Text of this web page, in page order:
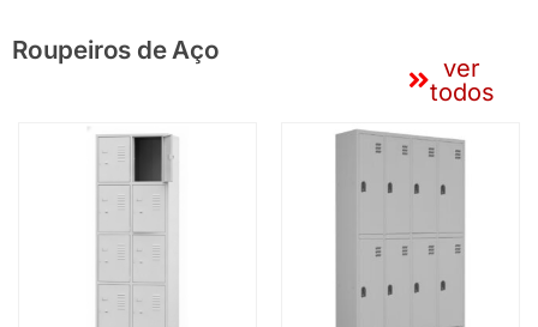
Roupeiros de Aço
ver
todos